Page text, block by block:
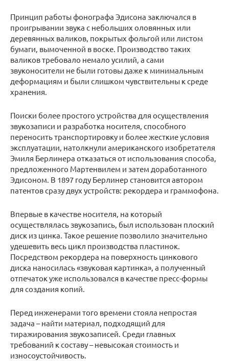
Принцип работы фонографа Эдисона заключался в
проигрывании звука с небольших оловянных или
деревянных валиков, покрытых фольгой или листом
бумаги, вымоченной в воске. Производство таких
валиков требовало немало усилий, а сами
звуконосители не были готовы даже к минимальным
деформациям и были слишком чувствительны к среде
хранения.
Поиски более простого устройства для осуществления
звукозаписи и разработка носителя, способного
переносить транспортировку и более жесткие условия
эксплуатации, натолкнули американского изобретателя
Эмиля Берлинера отказаться от использования способа,
предложенного Мартенвилем и затем доработанного
Эдисоном. В 1897 году Берлинер становится автором
патентов сразу двух устройств: рекордера и граммофона.
Впервые в качестве носителя, на который
осуществлялась звукозапись, был использован плоский
диск из цинка. Такое решение позволило значительно
удешевить весь цикл производства пластинок.
Посредством рекордера на поверхность цинкового
диска наносилась «звуковая картинка», а полученный
отпечаток уже использовался в качестве пресс-формы
для создания копий.
Перед инженерами того времени стояла непростая
задача – найти материал, подходящий для
тиражирования звукозаписей. Среди главных
требований к составу – невысокая стоимость и
износоустойчивость.